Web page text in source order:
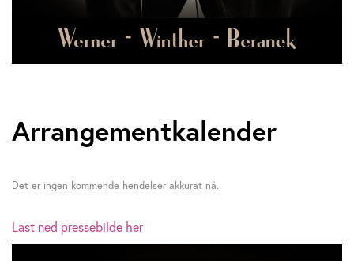
Arrangementkalender
Det er ingen kommende hendelser akkurat nå.
Last ned pressebilde her